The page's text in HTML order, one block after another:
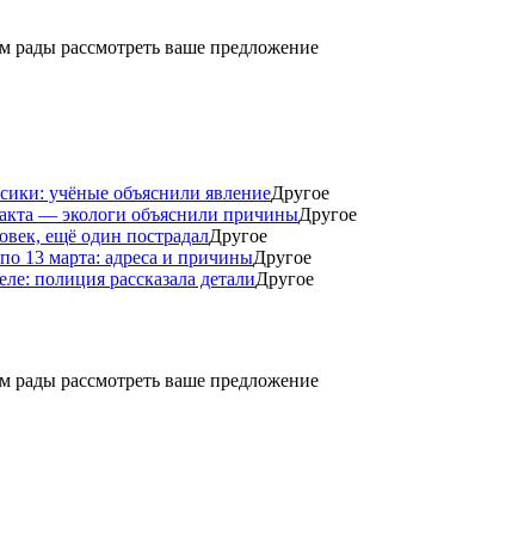
рады рассмотреть ваше предложение
учёные объяснили явлениеДругое
— экологи объяснили причиныДругое
ещё один пострадалДругое
13 марта: адреса и причиныДругое
полиция рассказала деталиДругое
рады рассмотреть ваше предложение